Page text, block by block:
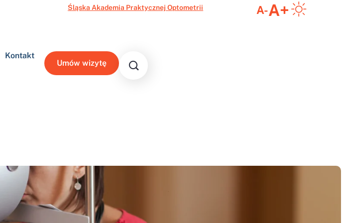
Śląska Akademia Praktycznej Optometrii A-A+
Kontakt
Umów wizytę